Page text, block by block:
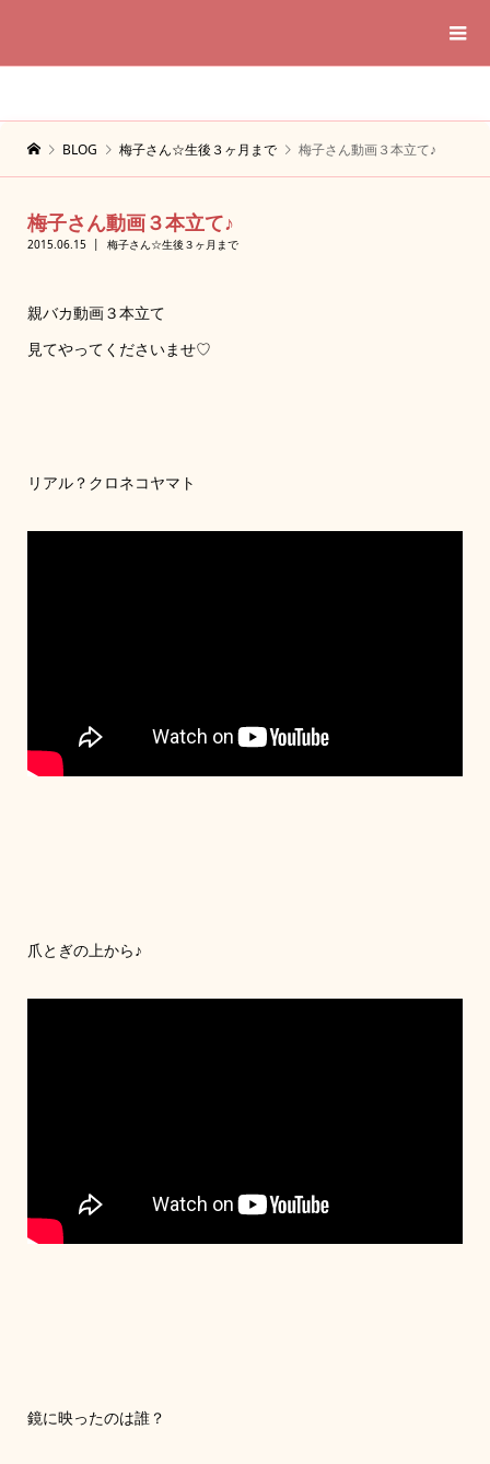
BLOG 梅子さん☆生後３ヶ月まで 梅子さん動画３本立て♪
梅子さん動画３本立て♪
2015.06.15 梅子さん☆生後３ヶ月まで
親バカ動画３本立て
見てやってくださいませ♡
リアル？クロネコヤマト
爪とぎの上から♪
鏡に映ったのは誰？